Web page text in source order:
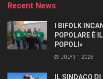
Recent News
I BIFOLK
POPOLARE È
POPOLI»
JULY 31, 2026
IL SINDACO